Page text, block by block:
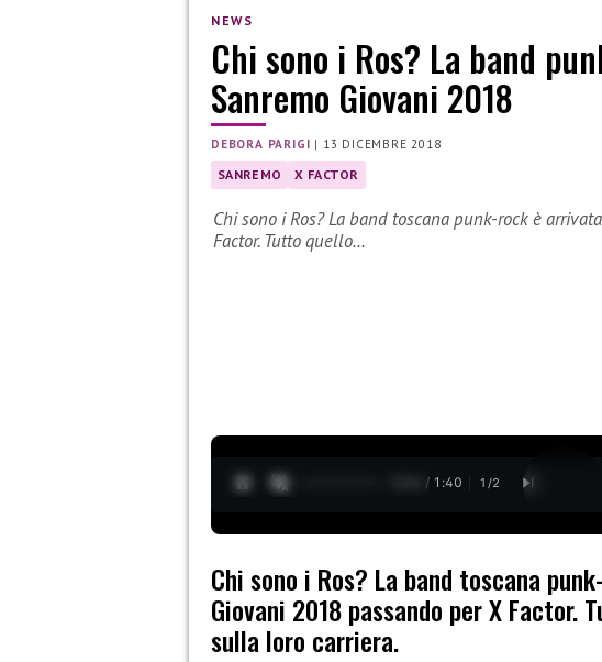
NEWS
Chi sono i Ros? La band
Sanremo Giovani 2018
DEBORA PARIGI | 13 DICEMBRE 2018
SANREMO X FACTOR
Chi sono i Ros? La band toscana punk-rock è
Factor. Tutto quello…
0:27 / 1:40 1 /2
Chi sono i Ros? La band toscana
Giovani 2018 passando per X Factor.
sulla loro carriera.